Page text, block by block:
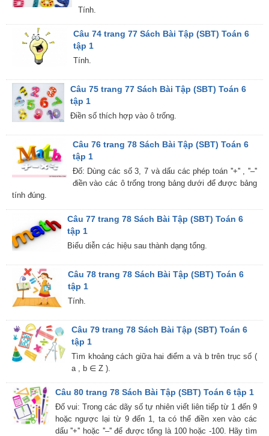
Tính.
Câu 74 trang 77 Sách Bài Tập (SBT) Toán 6
tập 1
Tính.
Câu 75 trang 77 Sách Bài Tập (SBT) Toán 6
tập 1
Điền số thích hợp vào ô trống.
Câu 76 trang 78 Sách Bài Tập (SBT) Toán 6
tập 1
Đố: Dùng các số 3, 7 và dấu các phép toán ''+'' , ''–''
điền vào các ô trống trong bảng dưới để được bảng
tính đúng.
Câu 77 trang 78 Sách Bài Tập (SBT) Toán 6
tập 1
Biểu diễn các hiệu sau thành dạng tổng.
Câu 78 trang 78 Sách Bài Tập (SBT) Toán 6
tập 1
Tính.
Câu 79 trang 78 Sách Bài Tập (SBT) Toán 6
tập 1
Tìm khoảng cách giữa hai điểm a và b trên trục số (
a , b ∈ Z ).
Câu 80 trang 78 Sách Bài Tập (SBT) Toán 6 tập 1
Đố vui: Trong các dãy số tự nhiên viết liên tiếp từ 1 đến 9
hoặc ngược lại từ 9 đến 1, ta có thể điền xen vào các
dấu ''+'' hoặc ''–'' để được tổng là 100 hoặc -100. Hãy tìm